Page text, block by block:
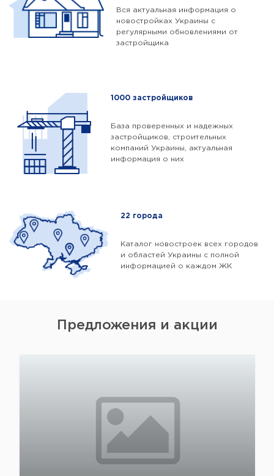
Ивано-Франковская область
Кировоградская область
Одесская область
Ровенская область
Сумская область
Хмельницкая область
Черкасская область
Черновицкая область
Полтавская область
Вся актуальная информация о
новостройках Украины с
регулярными обновлениями от
застройщика
1000 застройщиков
База проверенных и надежных
застройщиков, строительных
компаний Украины, актуальная
информация о них
22 города
Каталог новостроек всех городов
и областей Украины с полной
информацией о каждом ЖК
Предложения и акции